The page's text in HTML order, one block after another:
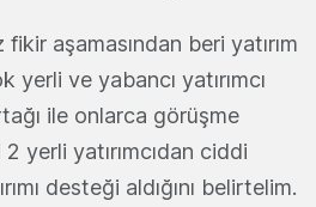
aşamasından beri yatırım
ve yabancı yatırımcı
ile onlarca görüşme
yerli yatırımcıdan ciddi
desteği aldığını belirtelim.